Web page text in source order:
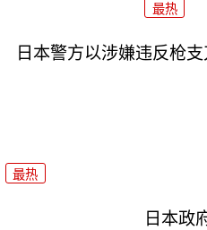
最热
日本警方以涉嫌违反枪
最热
日本政